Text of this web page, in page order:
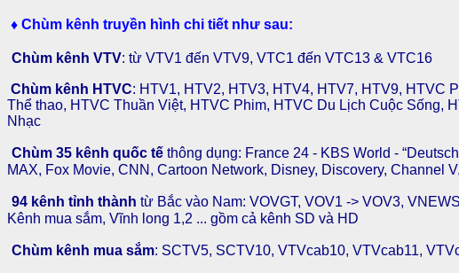
♦ Chùm kênh truyền hình chi tiết như sau:
Chùm kênh VTV: từ VTV1 đến VTV9, VTC1 đến VTC13 & VTC16
Chùm kênh HTVC: HTV1, HTV2, HTV3, HTV4, HTV7, HTV9, HTVC
Thể thao, HTVC Thuần Việt, HTVC Phim, HTVC Du Lịch Cuộc Sống,
Nhạc
Chùm 35 kênh quốc tế thông dụng: France 24 - KBS World -
MAX, Fox Movie, CNN, Cartoon Network, Disney, Discovery, Channel
94 kênh tỉnh thành từ Bắc vào Nam: VOVGT, VOV1 -> VOV3,
Kênh mua sắm, Vĩnh long 1,2 ... gồm cả kênh SD và HD
Chùm kênh mua sắm: SCTV5, SCTV10, VTVcab10, VTVcab11,